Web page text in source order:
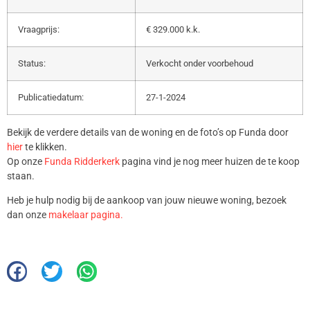
Vraagprijs: € 329.000 k.k.
Status: Verkocht onder voorbehoud
Publicatiedatum: 27-1-2024
Bekijk de verdere details van de woning en de foto’s op Funda door
hierte klikken.
Op onze Funda Ridderkerk pagina vind je nog meer huizen de te koop
staan.
Heb je hulp nodig bij de aankoop van jouw nieuwe woning, bezoek
dan onze makelaar pagina.